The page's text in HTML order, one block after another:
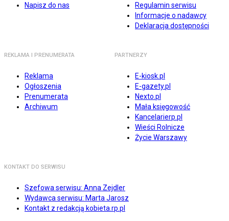
Napisz do nas
Regulamin serwisu
Informacje o nadawcy
Deklaracja dostępności
REKLAMA I PRENUMERATA
Reklama
Ogłoszenia
Prenumerata
Archiwum
PARTNERZY
E-kiosk.pl
E-gazety.pl
Nexto.pl
Mała księgowość
Kancelarierp.pl
Wieści Rolnicze
Życie Warszawy
KONTAKT DO SERWISU
Szefowa serwisu: Anna Zejdler
Wydawca serwisu: Marta Jarosz
Kontakt z redakcją kobieta.rp.pl